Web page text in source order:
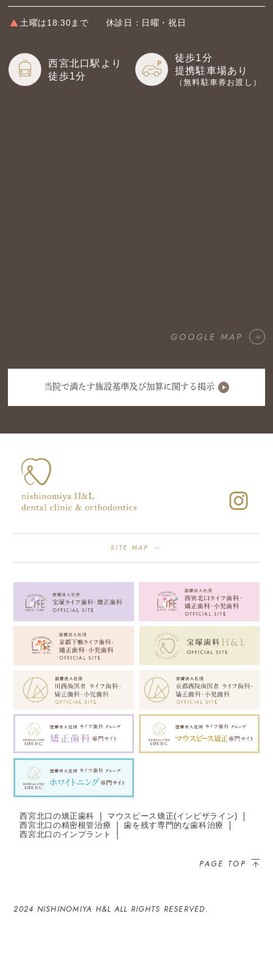
土曜は18:30まで 休診日：日曜・祝日
西宮北口駅より
徒歩1分
徒歩1分
提携駐車場あり
（無料駐車券お渡し）
GOOGLE MAP
当院で満たす施設基準及び加算に関する掲示
SITE MAP
西宮北口の矯正歯科
マウスピース矯正(インビザライン)
西宮北口の精密根管治療
歯を残す専門的な歯科治療
西宮北口のインプラント
PAGE TOP
2024 NISHINOMIYA H&L ALL RIGHTS RESERVED.